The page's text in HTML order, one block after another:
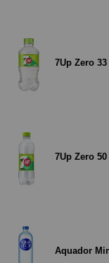
7Up Zero
7Up Zero
Aquador